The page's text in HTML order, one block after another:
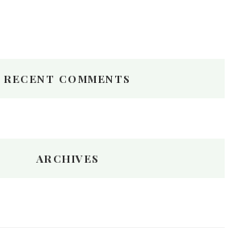
RECENT COMMENTS
ARCHIVES